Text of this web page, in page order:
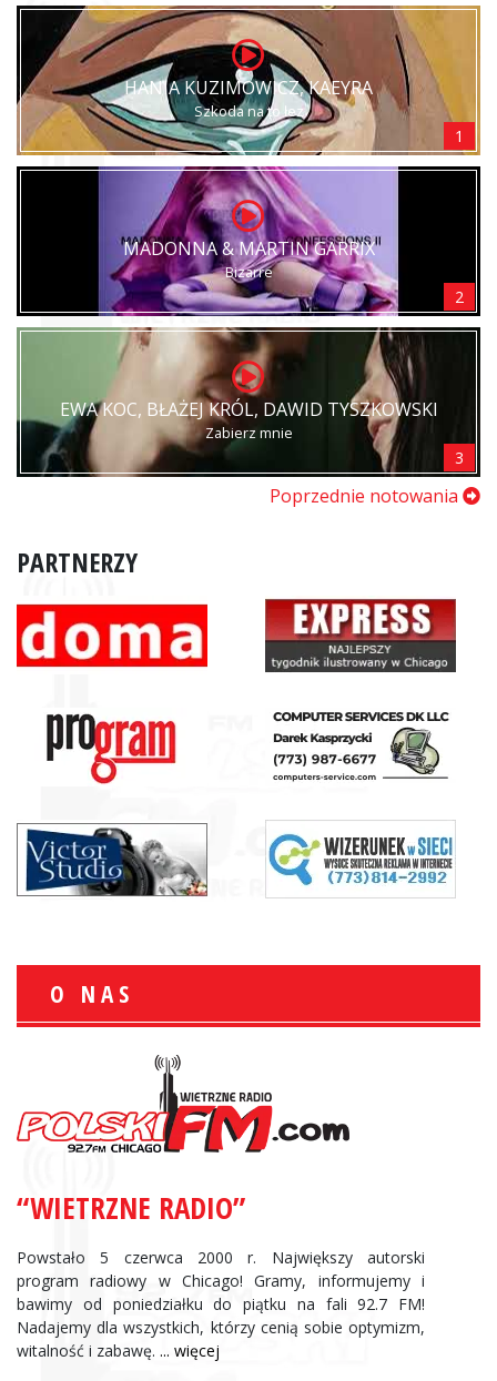
HANIA KUZIMOWICZ, KAEYRA
Szkoda na to łez
1
MADONNA & MARTIN GARRIX
Bizarre
2
EWA KOC, BŁAŻEJ KRÓL, DAWID TYSZKOWSKI
Zabierz mnie
3
Poprzednie notowania
PARTNERZY
O NAS
“WIETRZNE RADIO”
Powstało 5 czerwca 2000 r. Największy autorski
program radiowy w Chicago! Gramy, informujemy i
bawimy od poniedziałku do piątku na fali 92.7 FM!
Nadajemy dla wszystkich, którzy cenią sobie optymizm,
witalność i zabawę. ... więcej